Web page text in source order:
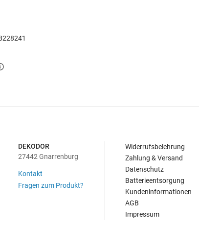
DEKODOR
27442 Gnarrenburg
Kontakt
Fragen zum Produkt?
Widerrufsbelehrung
Zahlung & Versand
Datenschutz
Batterieentsorgung
Kundeninformationen
AGB
Impressum